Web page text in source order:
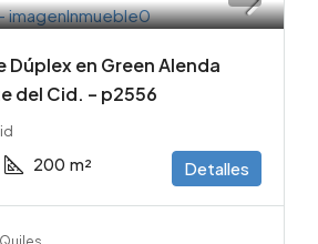
Dúplex en Green Alenda
del Cid. – p2556
200 m² Detalles